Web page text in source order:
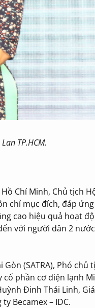
TP.HCM.
Chí Minh, Chủ tịch
chỉ mục đích, đáp ứng
cao hiệu quả hoạt
với người dân 2
(SATRA), Phó chủ
cổ phần cơ điện lạnh
Đinh Thái Linh,
Becamex – IDC.